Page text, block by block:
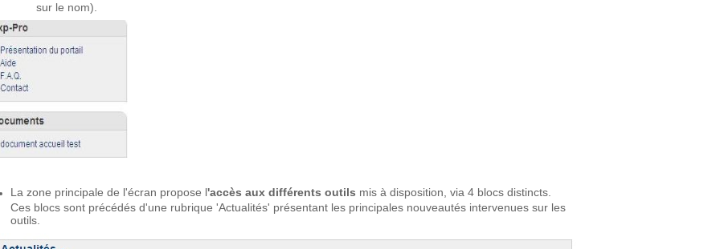
sur le nom).
La zone principale de l'écran propose l'accès aux différents outils mis à disposition, via 4 blocs distincts.
Ces blocs sont précédés d'une rubrique 'Actualités' présentant les principales nouveautés intervenues sur les
outils.